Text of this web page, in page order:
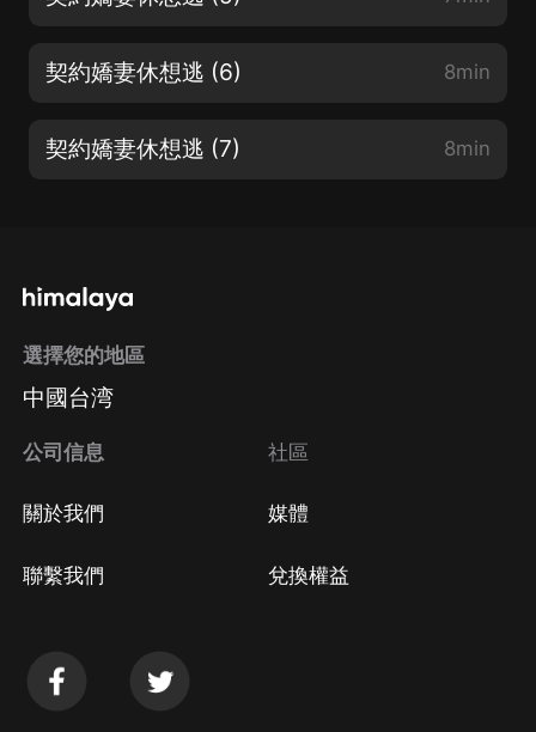
契約嬌妻休想逃 (6) 8min
契約嬌妻休想逃 (7) 8min
選擇您的地區
中國台湾
公司信息
關於我們
聯繫我們
社區
媒體
兌換權益